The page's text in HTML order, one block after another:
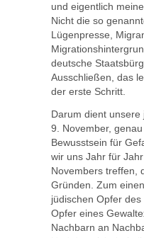
und eigentlich
Nicht die so
Lügenpresse,
deutsche
Ausschließen, das
der erste Schritt.
Darum dient
9. November,
Bewusstsein für
wir uns Jahr für
Novembers treffen,
Gründen. Zum
jüdischen Opfer
Opfer eines
Nachbarn an